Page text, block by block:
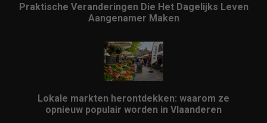
Praktische Veranderingen Die Het Dagelijks Leven
Aangenamer Maken
Lokale markten herontdekken: waarom ze
opnieuw populair worden in Vlaanderen